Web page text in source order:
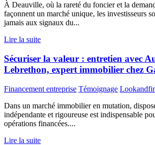
À Deauville, où la rareté du foncier et la
façonnent un marché unique, les investisseurs
jamais aux signaux du...
Lire la suite
Sécuriser la valeur : entretien avec
Lebrethon, expert immobilier chez
Financement entreprise Témoignage
Dans un marché immobilier en mutation,
indépendante et rigoureuse est indispensable
opérations financées....
Lire la suite